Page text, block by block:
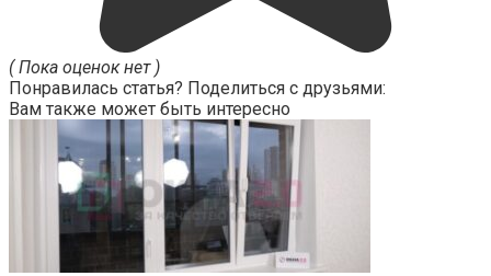
( Пока оценок нет )
Понравилась статья? Поделиться с друзьями:
Вам также может быть интересно